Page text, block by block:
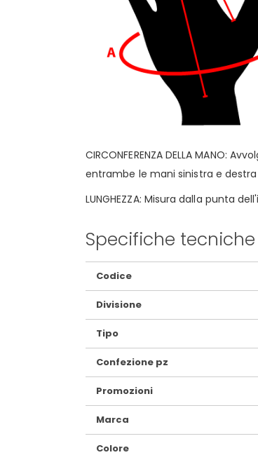
CIRCONFERENZA DELLA
entrambe le mani sinistra e
LUNGHEZZA: Misura dalla punta
Specifiche tecniche
Maggiori
Informazioni
Codice
Divisione
Tipo
Confezione pz
Promozioni
Marca
Colore